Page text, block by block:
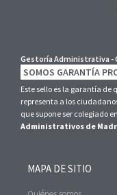
Gestoría Administrativa -
SOMOS GARANTÍA
Este sello es la garantía
representa a los
que supone ser colegiado
Administrativos de
MAPA DE SITIO